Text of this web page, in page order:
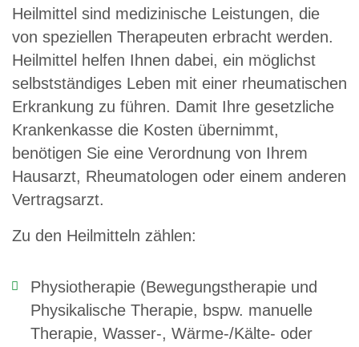
Heilmittel sind medizinische Leistungen, die
von speziellen Therapeuten erbracht werden.
Heilmittel helfen Ihnen dabei, ein möglichst
selbstständiges Leben mit einer rheumatischen
Erkrankung zu führen. Damit Ihre gesetzliche
Krankenkasse die Kosten übernimmt,
benötigen Sie eine Verordnung von Ihrem
Hausarzt, Rheumatologen oder einem anderen
Vertragsarzt.
Zu den Heilmitteln zählen:
Physiotherapie (Bewegungstherapie und
Physikalische Therapie, bspw. manuelle
Therapie, Wasser-, Wärme-/Kälte- oder